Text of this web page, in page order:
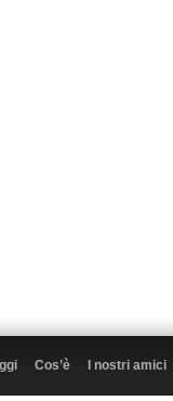
Cos’è I nostri amici